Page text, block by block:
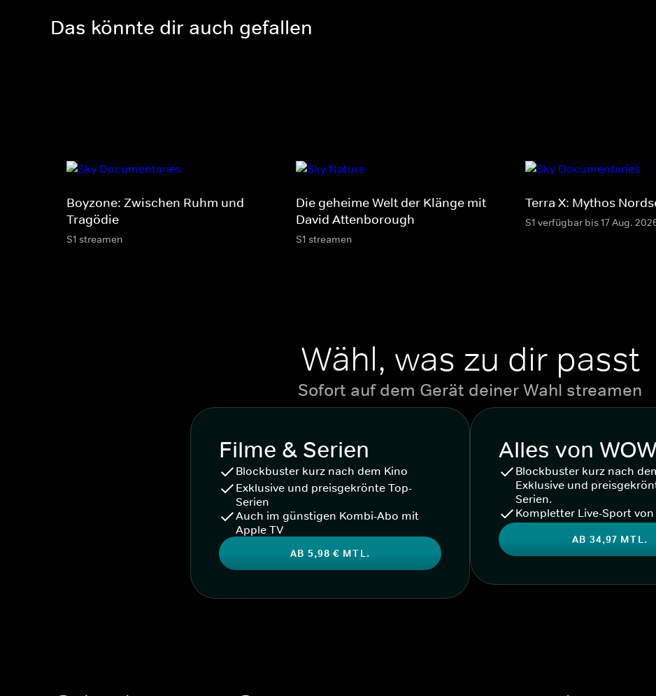
Das könnte dir auch gefallen
Boyzone: Zwischen Ruhm und
Tragödie
S1 streamen
Die geheime Welt der Klänge mit
David Attenborough
S1 streamen
Terra X: Mythos
S1 verfügbar bis 17 Aug.
Wähl, was zu dir passt
Sofort auf dem Gerät deiner Wahl streamen
Filme & Serien
Blockbuster kurz nach dem Kino
Exklusive und preisgekrönte Top-
Serien
Auch im günstigen Kombi-Abo mit
Apple TV
AB 5,98 € MTL.
Alles von WOW
Blockbuster kurz nach
Exklusive und
Serien.
Kompletter Live-Sport
AB 34,97 MTL.